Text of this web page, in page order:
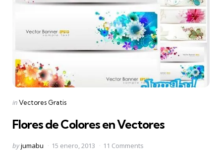
Categories
Posted
inVectores Gratis
Flores de Colores en Vectores
Posted
byjumabu 15 enero, 2013 11 Comments